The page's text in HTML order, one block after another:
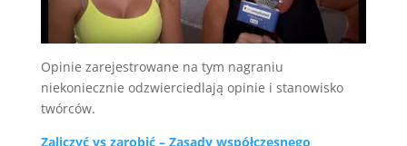
Opinie zarejestrowane na tym nagraniu
niekoniecznie odzwierciedlają opinie i stanowisko
twórców.
Zaliczyć vs zarobić – Zasady współczesnego